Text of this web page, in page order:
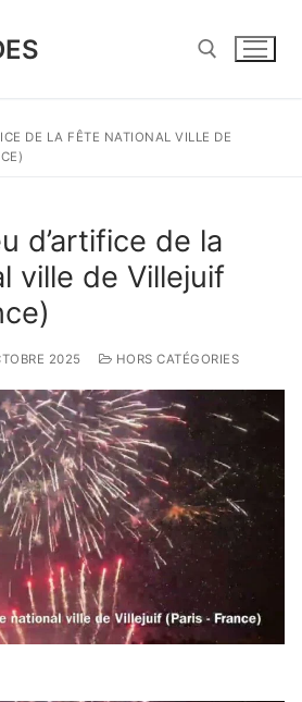
Rechercher :
DE LA FÊTE NATIONAL VILLE DE
d’artifice de la
ville de Villejuif
2025 HORS CATÉGORIES